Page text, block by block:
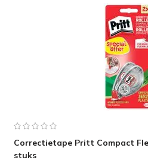
Correctietape Pritt Compact
stuks